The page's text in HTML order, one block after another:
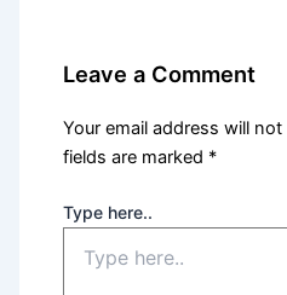
Leave a Comment
Your email address will
fields are marked *
Type here..